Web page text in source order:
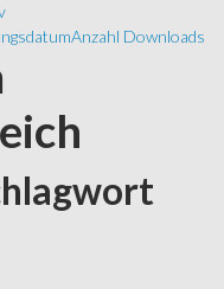
Anzahl Downloads